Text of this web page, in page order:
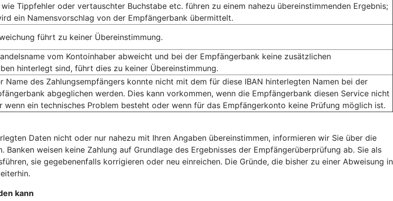
wie Tippfehler oder vertauschter Buchstabe etc. führen zu einem nahezu übereinstimmenden Ergebnis;
ein Namensvorschlag von der Empfängerbank übermittelt.
führt zu keiner Übereinstimmung.
vom Kontoinhaber abweicht und bei der Empfängerbank keine zusätzlichen
hinterlegt sind, führt dies zu keiner Übereinstimmung.
Name des Zahlungsempfängers konnte nicht mit dem für diese IBAN hinterlegten Namen bei der
abgeglichen werden. Dies kann vorkommen, wenn die Empfängerbank diesen Service nicht
wenn ein technisches Problem besteht oder wenn für das Empfängerkonto keine Prüfung möglich ist.
Daten nicht oder nur nahezu mit Ihren Angaben übereinstimmen, informieren wir Sie über die
weisen keine Zahlung auf Grundlage des Ergebnisses der Empfängerüberprüfung ab. Sie als
sie gegebenenfalls korrigieren oder neu einreichen. Die Gründe, die bisher zu einer Abweisung in
kann